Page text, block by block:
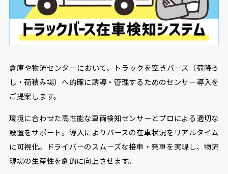
倉庫や物流センターにおいて、トラックを空きバース（荷降ろ
し・荷積み場）へ的確に誘導・管理するためのセンサー導入を
ご提案します。
環境に合わせた高性能な車両検知センサーとプロによる適切な
設置をサポート。導入によりバースの在車状況をリアルタイム
に可視化。ドライバーのスムーズな接車・発車を実現し、物流
現場の生産性を劇的に向上させます。